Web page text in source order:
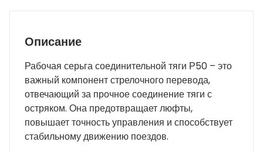
Описание
Рабочая серьга соединительной тяги Р50 – это
важный компонент стрелочного перевода,
отвечающий за прочное соединение тяги с
остряком. Она предотвращает люфты,
повышает точность управления и способствует
стабильному движению поездов.